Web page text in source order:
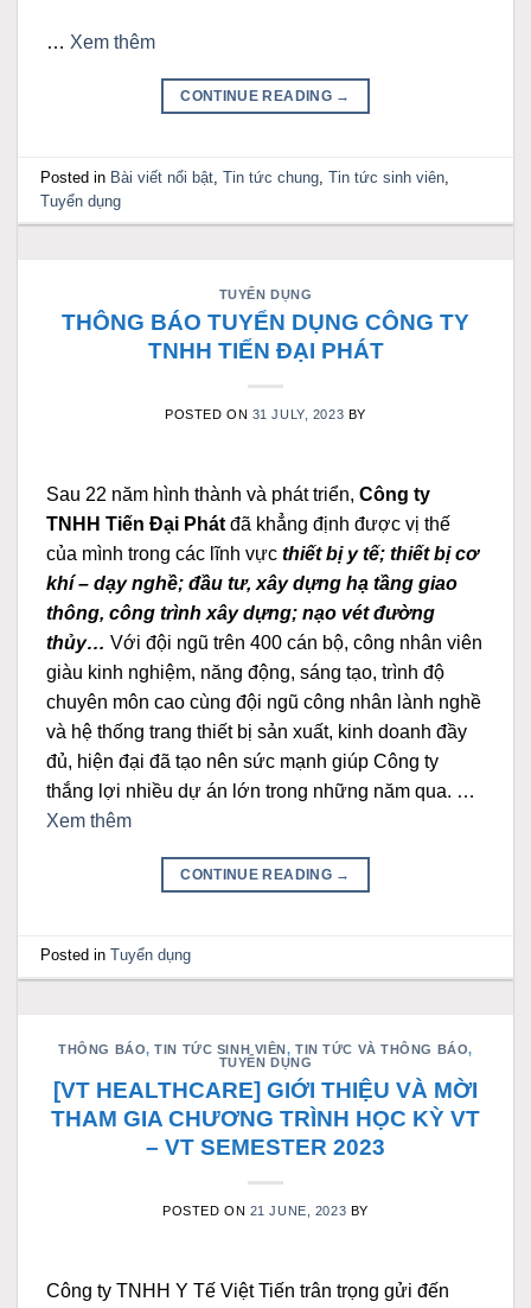
… Xem thêm
CONTINUE READING →
Posted in Bài viết nổi bật ,Tin tức chung ,Tin tức sinh viên
Tuyển dụng
TUYỂN DỤNG
THÔNG BÁO TUYỂN DỤNG CÔNG TY
TNHH TIẾN ĐẠI PHÁT
POSTED ON 31 JULY, 2023 BY
Sau 22 năm hình thành và phát triển, Công ty
TNHH Tiến Đại Phát đã khẳng định được vị thế
của mình trong các lĩnh vực thiết bị y tế; thiết bị cơ
khí – dạy nghề; đầu tư, xây dựng hạ tầng giao
thông, công trình xây dựng; nạo vét đường
thủy… Với đội ngũ trên 400 cán bộ, công nhân viên
giàu kinh nghiệm, năng động, sáng tạo, trình độ
chuyên môn cao cùng đội ngũ công nhân lành nghề
và hệ thống trang thiết bị sản xuất, kinh doanh đầy
đủ, hiện đại đã tạo nên sức mạnh giúp Công ty
thắng lợi nhiều dự án lớn trong những năm qua. …
Xem thêm
CONTINUE READING →
Posted inTuyển dụng
THÔNG BÁO,TIN TỨC SINH VIÊN,TIN TỨC VÀ THÔNG BÁO,
TUYỂN DỤNG
[VT HEALTHCARE] GIỚI THIỆU VÀ MỜI
THAM GIA CHƯƠNG TRÌNH HỌC KỲ VT
– VT SEMESTER 2023
POSTED ON 21 JUNE, 2023 BY
Công ty TNHH Y Tế Việt Tiến trân trọng gửi đến